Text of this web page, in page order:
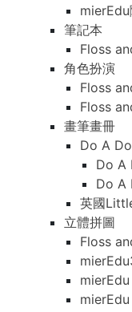
筆記本
Floss
角色扮演
Floss
Floss
畫筆畫冊
Do A
Do A
Do A
英國
立體拼圖
Floss